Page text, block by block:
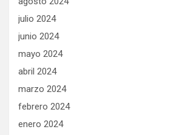
julio 2024
junio 2024
mayo 2024
abril 2024
marzo 2024
febrero 2024
enero 2024